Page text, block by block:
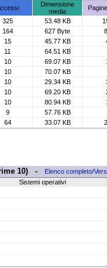
Dimensione
media
325 53.48 KB
164 627 Byte
15 45.77 KB
11
64.51 KB
10 69.07 KB
10
70.07 KB
10 29.34 KB
10 69.20 KB
10 80.94 KB
9
57.76 KB
64 33.07 KB
10) -
Elenco completo/
Sistemi operativi